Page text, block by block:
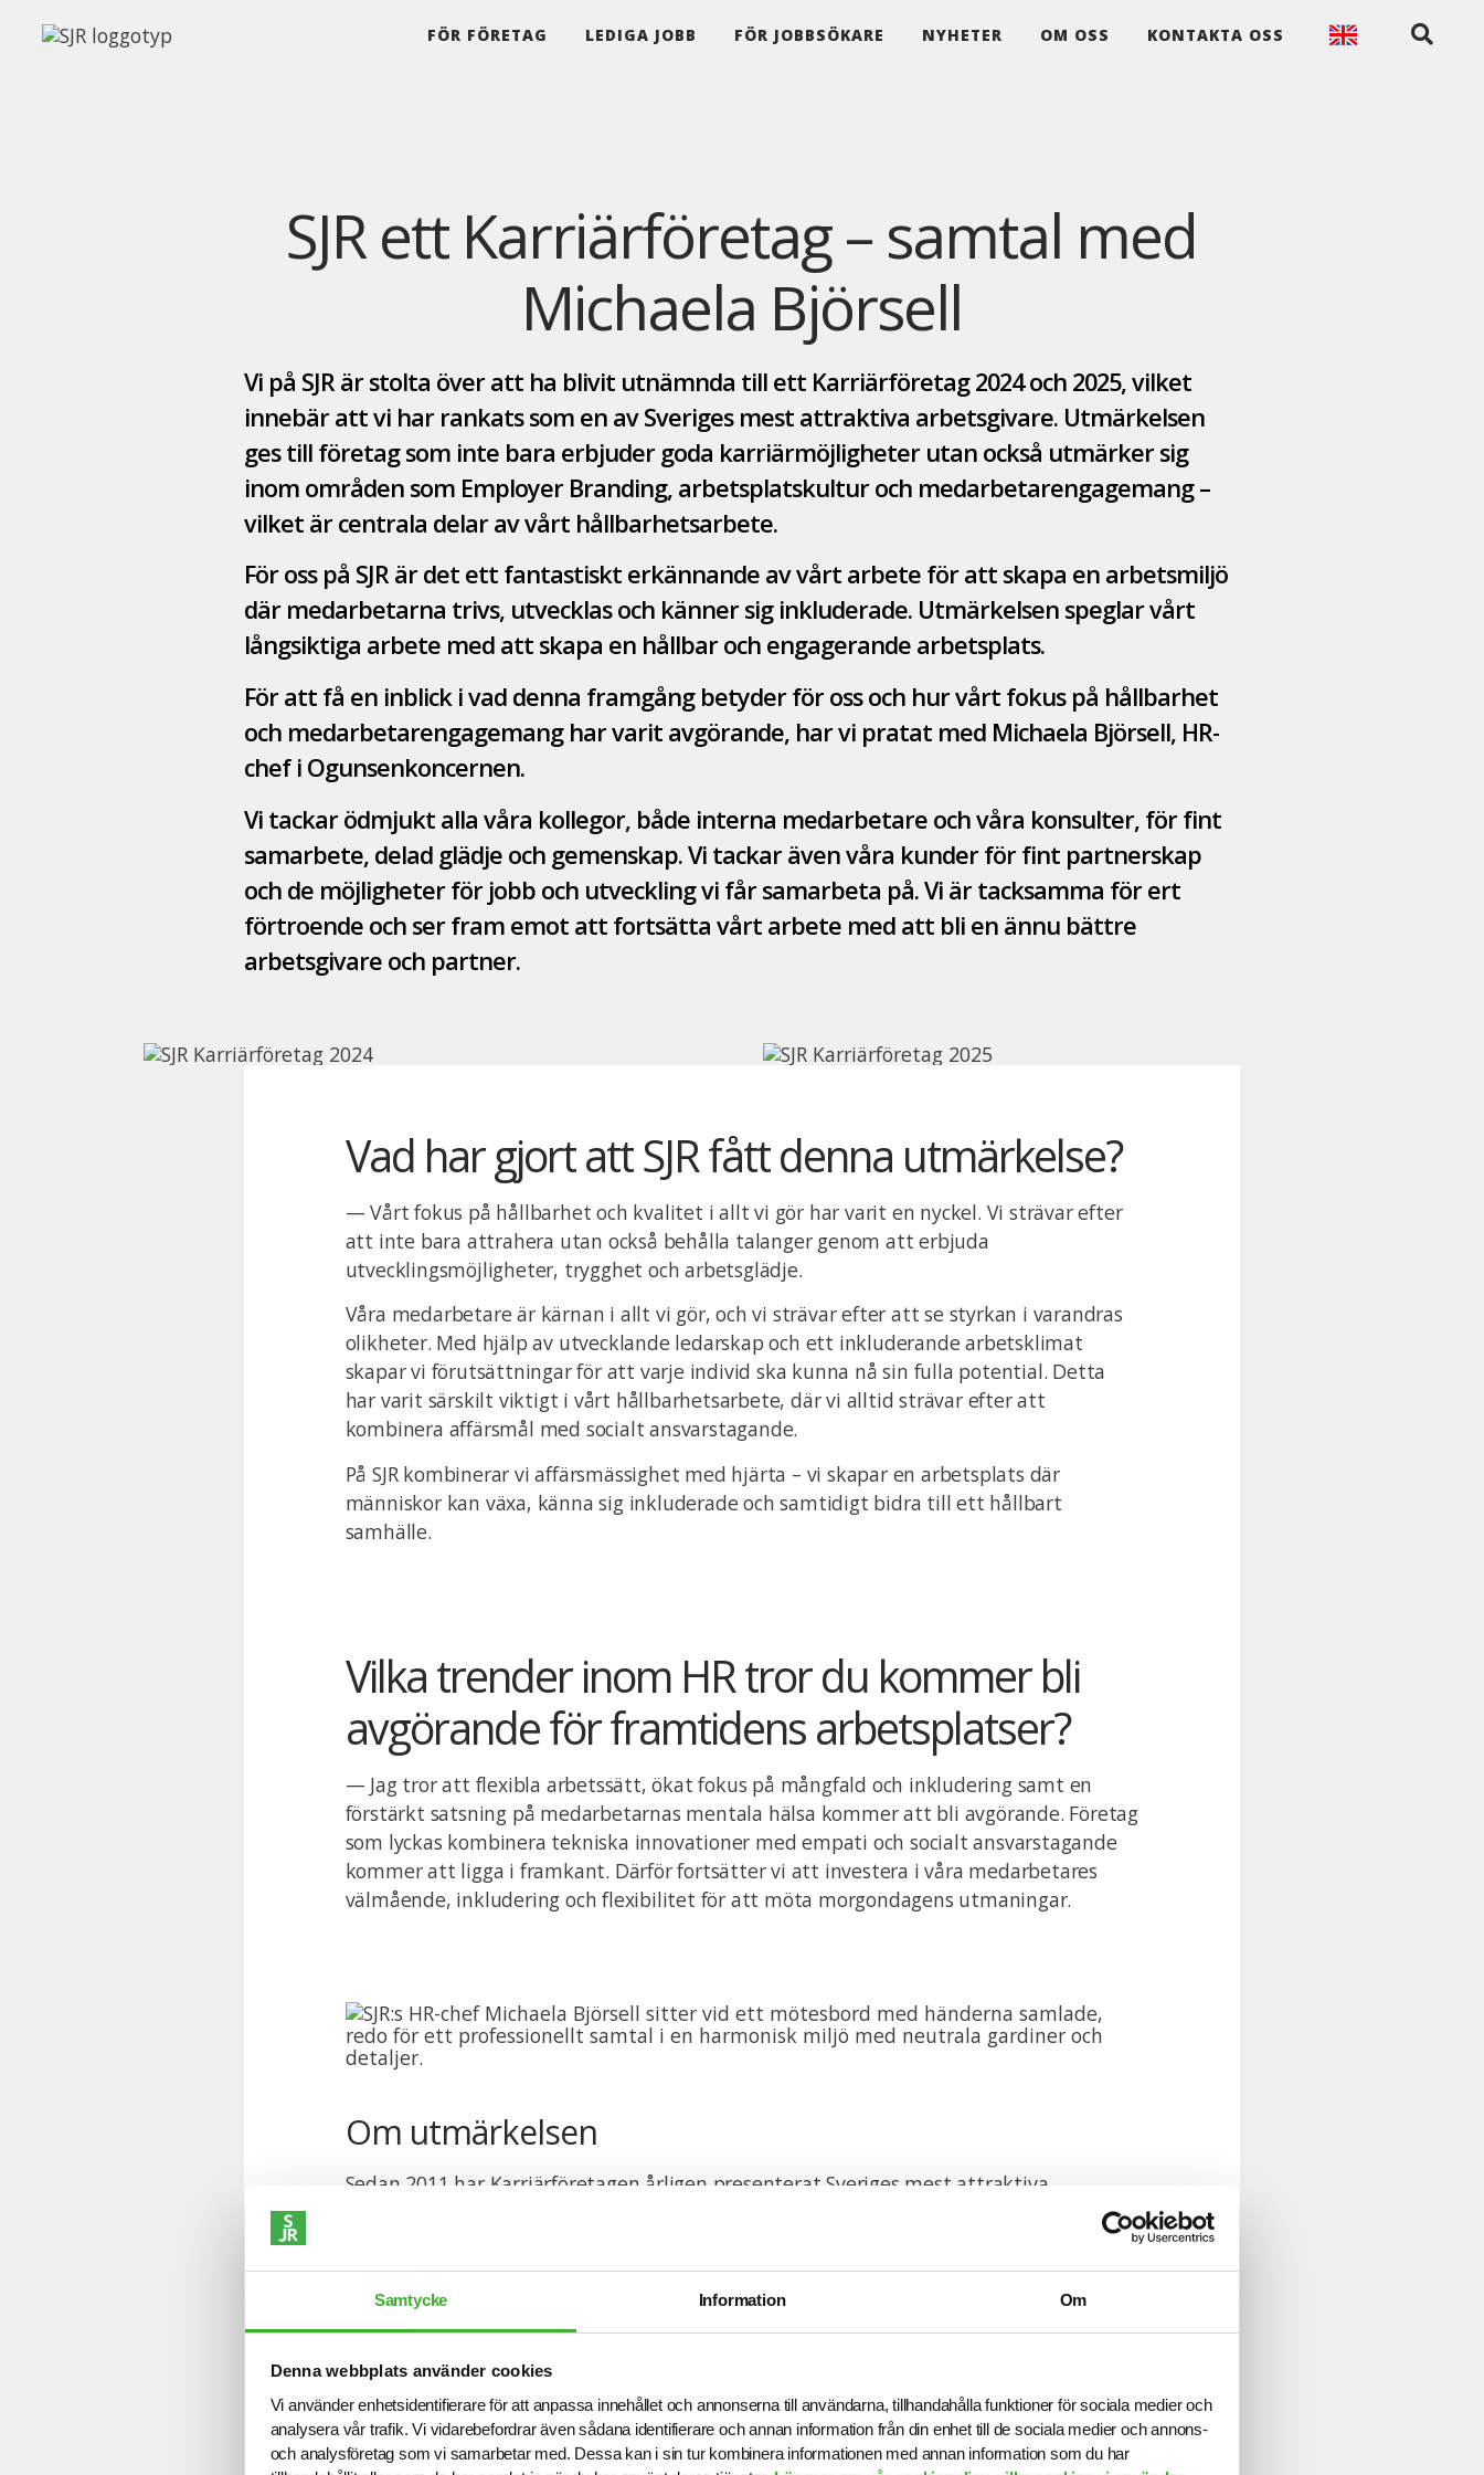
Samtycke Information Om
Denna webbplats använder cookies
Vi använder enhetsidentifierare för att anpassa innehållet och annonserna till användarna, tillhandahålla funktioner för sociala medier och
analysera vår trafik. Vi vidarebefordrar även sådana identifierare och annan information från din enhet till de sociala medier och annons-
och analysföretag som vi samarbetar med. Dessa kan i sin tur kombinera informationen med annan information som du har
Hoppa till innehåll FÖR FÖRETAG LEDIGA JOBB FÖR JOBBSÖKARE NYHETER OM OSS KONTAKTA OSS
SJR ett Karriärföretag – samtal med
Michaela Björsell
Vi på SJR är stolta över att ha blivit utnämnda till ett Karriärföretag 2024 och 2025, vilket
innebär att vi har rankats som en av Sveriges mest attraktiva arbetsgivare. Utmärkelsen
ges till företag som inte bara erbjuder goda karriärmöjligheter utan också utmärker sig
inom områden som Employer Branding, arbetsplatskultur och medarbetarengagemang –
vilket är centrala delar av vårt hållbarhetsarbete.
För oss på SJR är det ett fantastiskt erkännande av vårt arbete för att skapa en arbetsmiljö
där medarbetarna trivs, utvecklas och känner sig inkluderade. Utmärkelsen speglar vårt
långsiktiga arbete med att skapa en hållbar och engagerande arbetsplats.
För att få en inblick i vad denna framgång betyder för oss och hur vårt fokus på hållbarhet
och medarbetarengagemang har varit avgörande, har vi pratat med Michaela Björsell, HR-
chef i Ogunsenkoncernen.
Vi tackar ödmjukt alla våra kollegor, både interna medarbetare och våra konsulter, för fint
samarbete, delad glädje och gemenskap. Vi tackar även våra kunder för fint partnerskap
och de möjligheter för jobb och utveckling vi får samarbeta på. Vi är tacksamma för ert
förtroende och ser fram emot att fortsätta vårt arbete med att bli en ännu bättre
arbetsgivare och partner.
Vad har gjort att SJR fått denna utmärkelse?
— Vårt fokus på hållbarhet och kvalitet i allt vi gör har varit en nyckel. Vi strävar efter
att inte bara attrahera utan också behålla talanger genom att erbjuda
utvecklingsmöjligheter, trygghet och arbetsglädje.
Våra medarbetare är kärnan i allt vi gör, och vi strävar efter att se styrkan i varandras
olikheter. Med hjälp av utvecklande ledarskap och ett inkluderande arbetsklimat
skapar vi förutsättningar för att varje individ ska kunna nå sin fulla potential. Detta
har varit särskilt viktigt i vårt hållbarhetsarbete, där vi alltid strävar efter att
kombinera affärsmål med socialt ansvarstagande.
På SJR kombinerar vi affärsmässighet med hjärta – vi skapar en arbetsplats där
människor kan växa, känna sig inkluderade och samtidigt bidra till ett hållbart
samhälle.
Vilka trender inom HR tror du kommer bli
avgörande för framtidens arbetsplatser?
— Jag tror att flexibla arbetssätt, ökat fokus på mångfald och inkludering samt en
förstärkt satsning på medarbetarnas mentala hälsa kommer att bli avgörande. Företag
som lyckas kombinera tekniska innovationer med empati och socialt ansvarstagande
kommer att ligga i framkant. Därför fortsätter vi att investera i våra medarbetares
välmående, inkludering och flexibilitet för att möta morgondagens utmaningar.
Om utmärkelsen
Sedan 2011 har Karriärföretagen årligen presenterat Sveriges mest attraktiva
Sveriges studenter och Young Professionals till deras nästa arbetsgivare samt att
uppmärksamma de företag som bedriver ett framgångsrikt employer branding-arbete.
Om processen och kriterierna
Samtliga organisationer och företag i Sverige har möjlighet att bli ett Karriärföretag.
Initialt behöver kandidaten nå upp till ett antal grundkriterier där ca 1 000 företag,
statliga verk, myndigheter och kommuner väljs ut. Därefter granskas samtliga